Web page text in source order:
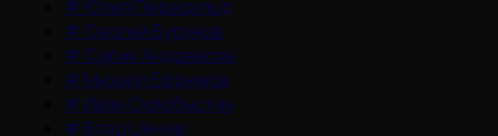
# Юлия Пересильд
# Сергей Бурунов
# Сарик Андреасян
# Михаил Ефремов
# Иван Охлобыстин
# Влад Ценев